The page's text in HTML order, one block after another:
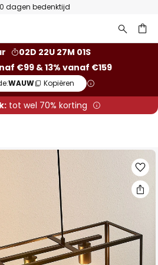
dagen bedenktijd
02D 22U 27M 01S
€99 & 13% vanaf €159
WAUW Kopiëren
tot wel 70% korting